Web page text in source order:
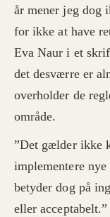
år mener jeg dog
for ikke at have
Eva Naur i et
det desværre er
overholder de
område.
”Det gælder ikke
implementere
betyder dog på
eller acceptabelt.”